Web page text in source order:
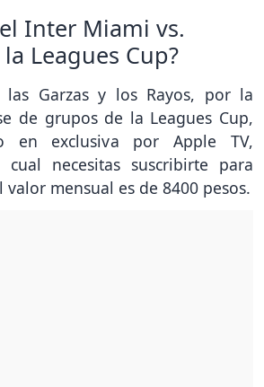
Inter Miami vs.
Leagues Cup?
Garzas y los Rayos, por la
de grupos de la Leagues Cup,
en exclusiva por Apple TV,
necesitas suscribirte para
valor mensual es de 8400 pesos.